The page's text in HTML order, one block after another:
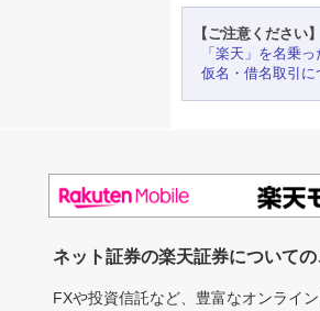
【ご注意ください】
「楽天」を名乗
仮名・借名取引に
ネット証券の楽天証券について
FXや投資信託など、豊富なオンライ